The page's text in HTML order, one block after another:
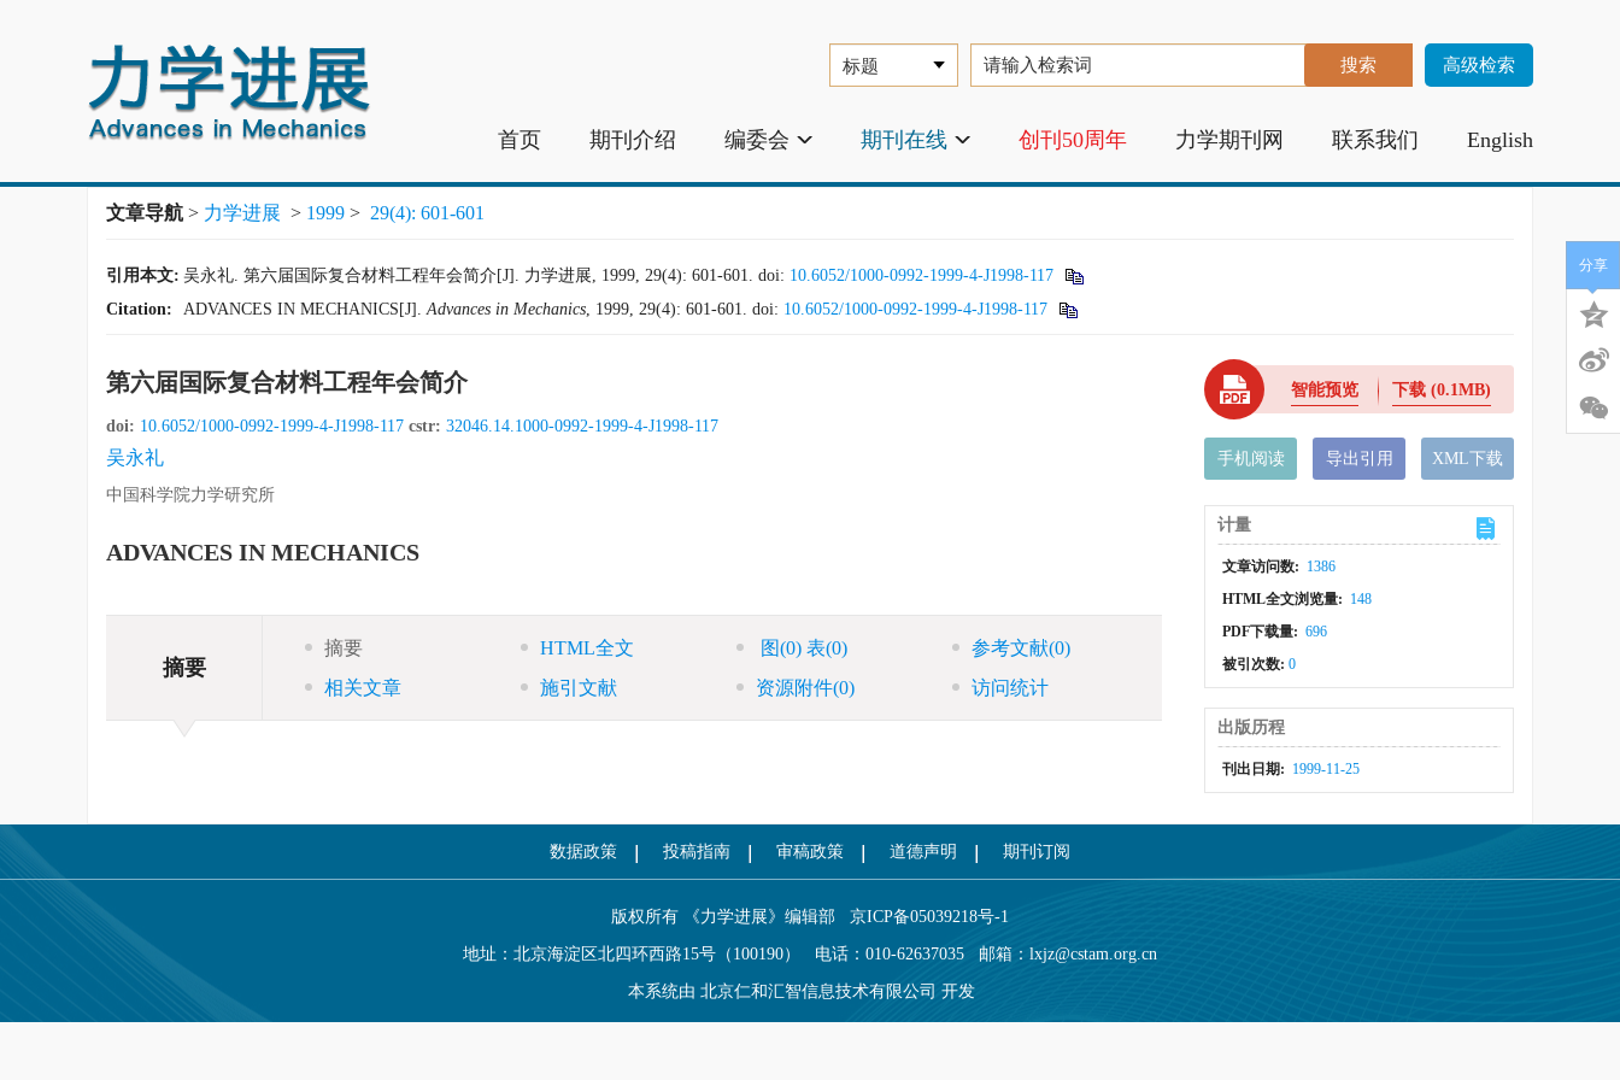
高级检索
首页 期刊介绍 编委会 期刊在线 创刊50周年 力学期刊网 联系我们 English
文章导航 > 力学进展 > 1999 > 29(4): 601-601
引用本文: 吴永礼. 第六届国际复合材料工程年会简介[J]. 力学进展, 1999, 29(4): 601-601. doi: 10.6052/1000-0992-1999-4-J1998-117
Citation:
ADVANCES IN MECHANICS[J].Advances in Mechanics, 1999, 29(4): 601-601. doi: 10.6052/1000-0992-1999-4-J1998-117
第六届国际复合材料工程年会简介
doi: 10.6052/1000-0992-1999-4-J1998-117 cstr: 32046.14.1000-0992-1999-4-J1998-117
吴永礼
中国科学院力学研究所
ADVANCES IN MECHANICS
摘要
摘要 HTML全文 图(0) 表(0) 参考文献(0)
相关文章
施引文献 资源附件(0) 访问统计
智能预览 下载(0.1MB)
手机阅读 导出引用 XML下载
计量
文章访问数: 1386
HTML全文浏览量: 148
PDF下载量: 696
被引次数:0
出版历程
刊出日期: 1999-11-25
分享
数据政策 投稿指南 审稿政策 道德声明 期刊订阅
版权所有 《力学进展》编辑部 京ICP备05039218号-1
地址：北京海淀区北四环西路15号（100190） 电话：010-62637035 邮箱： lxjz@cstam.org.cn
本系统由 北京仁和汇智信息技术有限公司 开发